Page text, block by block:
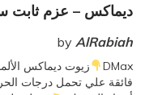
ديماكس – عزم
by AlRabiah
DMax زيوت ديماكس
فائقة علي تحمل درجات